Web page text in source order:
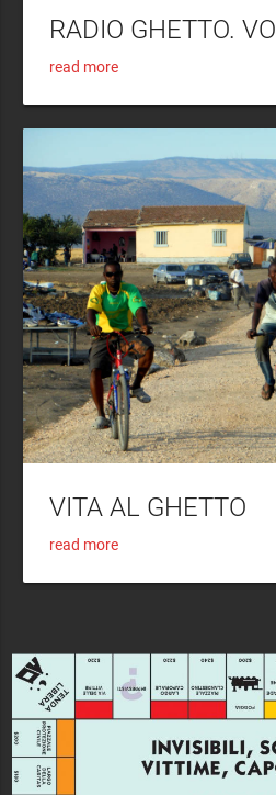
RADIO GHETTO.
read more
VITA AL GHETTO
read more